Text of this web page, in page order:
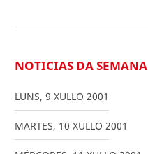
NOTICIAS DA SEMANA
LUNS, 9 XULLO 2001
MARTES, 10 XULLO 2001